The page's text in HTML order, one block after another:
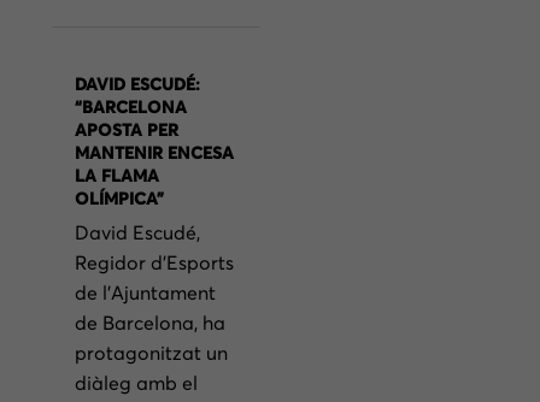
DAVID ESCUDÉ:
“BARCELONA
APOSTA PER
MANTENIR ENCESA
LA FLAMA
OLÍMPICA”
David Escudé,
Regidor d’Esports
de l’Ajuntament
de Barcelona, ha
protagonitzat un
diàleg amb el